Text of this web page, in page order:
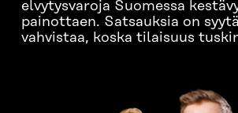
elvytysvaroja Suomessa
painottaen. Satsauksia on
vahvistaa, koska tilaisuus